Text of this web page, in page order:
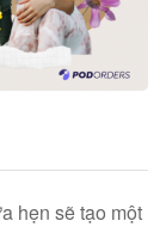
hẹn sẽ tạo một